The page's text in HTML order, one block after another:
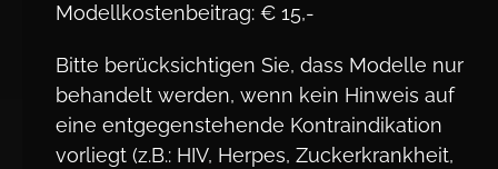
Modellkostenbeitrag: € 15,-
Bitte berücksichtigen Sie, dass Modelle nur
behandelt werden, wenn kein Hinweis auf
eine entgegenstehende Kontraindikation
vorliegt (z.B.: HIV, Herpes, Zuckerkrankheit,